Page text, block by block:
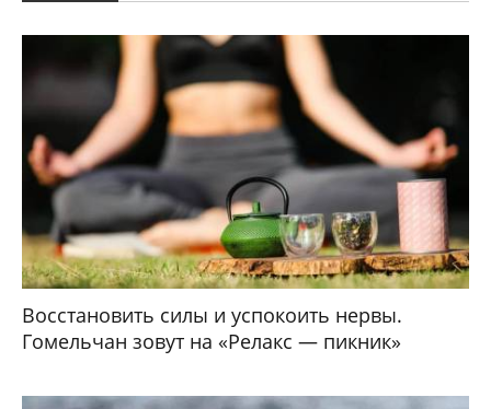
Восстановить силы и успокоить нервы.
Гомельчан зовут на «Релакс — пикник»